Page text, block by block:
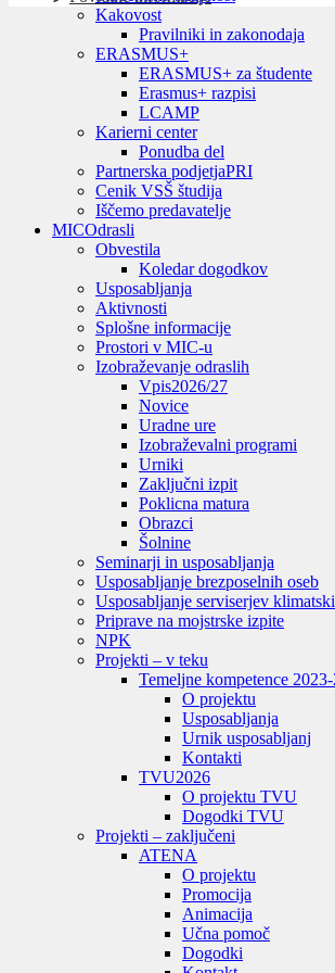
Kakovost
Pravilniki in zakonodaja
ERASMUS+
ERASMUS+ za študente
Erasmus+ razpisi
LCAMP
Karierni center
Ponudba del
Partnerska podjetjaPRI
Cenik VSŠ študija
Iščemo predavatelje
MICOdrasli
Obvestila
Koledar dogodkov
Usposabljanja
Aktivnosti
Splošne informacije
Prostori v MIC-u
Izobraževanje odraslih
Vpis2026/27
Novice
Uradne ure
Izobraževalni programi
Urniki
Zaključni izpit
Poklicna matura
Obrazci
Šolnine
Seminarji in usposabljanja
Usposabljanje brezposelnih oseb
Usposabljanje serviserjev
Priprave na mojstrske izpite
NPK
Projekti – v teku
Temeljne kompetence
O projektu
Usposabljanja
Urnik usposabljanj
Kontakti
TVU2026
O projektu TVU
Dogodki TVU
Projekti – zaključeni
ATENA
O projektu
Promocija
Animacija
Učna pomoč
Dogodki